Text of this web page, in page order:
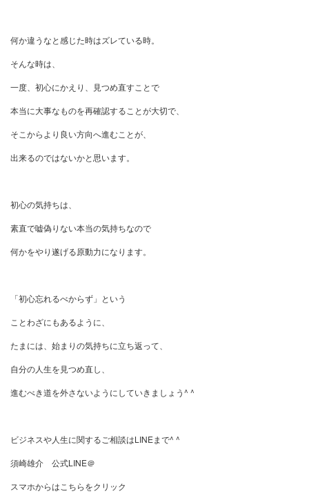
何か違うなと感じた時はズレている時。
そんな時は、
一度、初心にかえり、見つめ直すことで
本当に大事なものを再確認することが大切で、
そこからより良い方向へ進むことが、
出来るのではないかと思います。
初心の気持ちは、
素直で嘘偽りない本当の気持ちなので
何かをやり遂げる原動力になります。
「初心忘れるべからず」という
ことわざにもあるように、
たまには、始まりの気持ちに立ち返って、
自分の人生を見つめ直し、
進むべき道を外さないようにしていきましょう^ ^
ビジネスや人生に関するご相談はLINEまで^ ^
須崎雄介 公式LINE＠
スマホからはこちらをクリック